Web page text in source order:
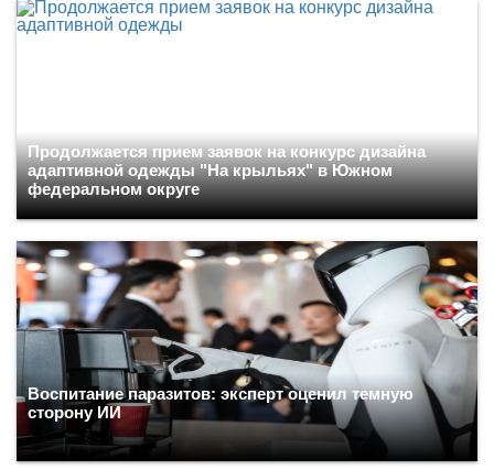
Продолжается прием заявок на конкурс дизайна
адаптивной одежды "На крыльях" в Южном
федеральном округе
Воспитание паразитов: эксперт оценил темную
сторону ИИ